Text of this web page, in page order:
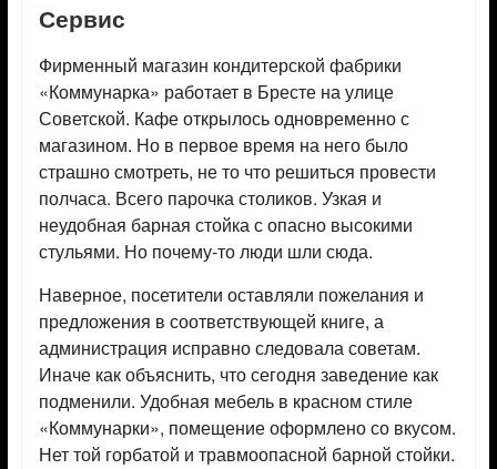
Сервис
Фирменный магазин кондитерской фабрики
«Коммунарка» работает в Бресте на улице
Советской. Кафе открылось одновременно с
магазином. Но в первое время на него было
страшно смотреть, не то что решиться провести
полчаса. Всего парочка столиков. Узкая и
неудобная барная стойка с опасно высокими
стульями. Но почему-то люди шли сюда.
Наверное, посетители оставляли пожелания и
предложения в соответствующей книге, а
администрация исправно следовала советам.
Иначе как объяснить, что сегодня заведение как
подменили. Удобная мебель в красном стиле
«Коммунарки», помещение оформлено со вкусом.
Нет той горбатой и травмоопасной барной стойки.